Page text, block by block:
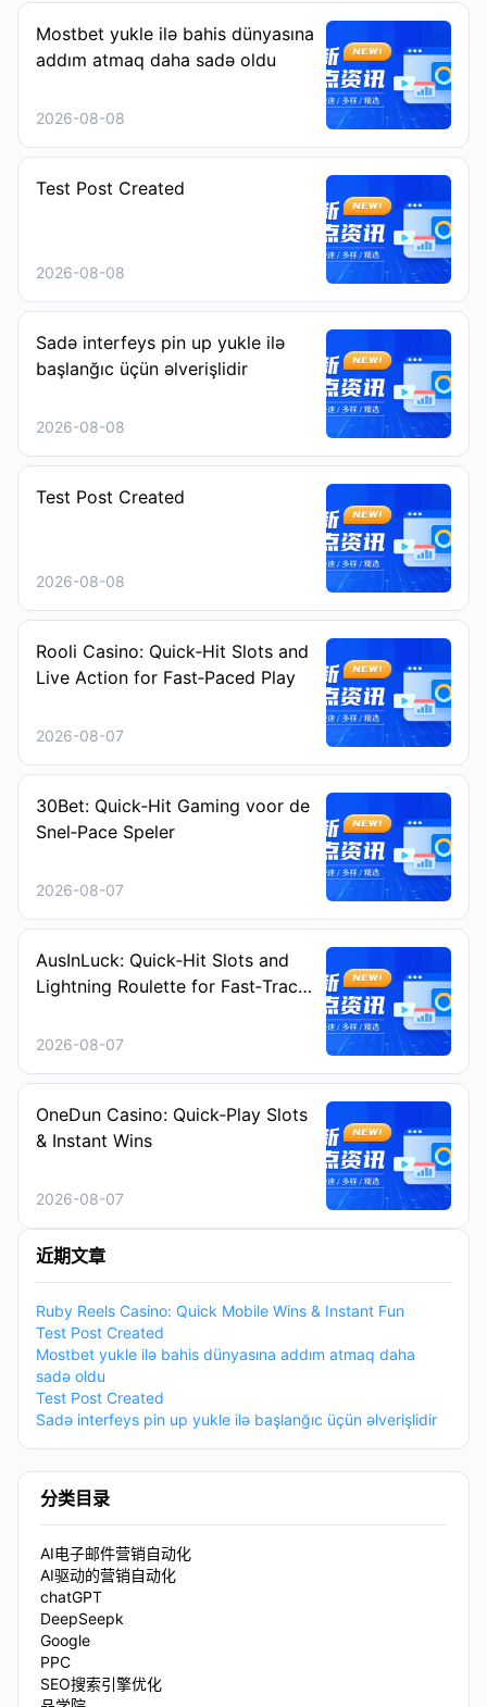
Mostbet yukle ilə bahis dünyasına
addım atmaq daha sadə oldu
2026-08-08
Test Post Created
2026-08-08
Sadə interfeys pin up yukle ilə
başlanğıc üçün əlverişlidir
2026-08-08
Test Post Created
2026-08-08
Rooli Casino: Quick‑Hit Slots and
Live Action for Fast‑Paced Play
2026-08-07
30Bet: Quick‑Hit Gaming voor de
Snel‑Pace Speler
2026-08-07
AusInLuck: Quick‑Hit Slots and
Lightning Roulette for Fast‑Track
2026-08-07
OneDun Casino: Quick‑Play Slots
& Instant Wins
2026-08-07
近期文章
Ruby Reels Casino: Quick Mobile Wins & Instant Fun
Test Post Created
Mostbet yukle ilə bahis dünyasına addım atmaq daha
sadə oldu
Test Post Created
Sadə interfeys pin up yukle ilə başlanğıc üçün əlverişlidir
分类目录
AI电子邮件营销自动化
AI驱动的营销自动化
chatGPT
DeepSeepk
Google
PPC
SEO搜索引擎优化